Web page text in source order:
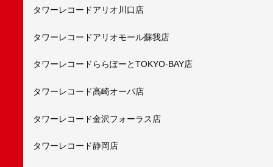
タワーレコードアリオ川口店
タワーレコードアリオモール蘇我店
タワーレコードららぽーとTOKYO-BAY店
タワーレコード高崎オーパ店
タワーレコード金沢フォーラス店
タワーレコード静岡店